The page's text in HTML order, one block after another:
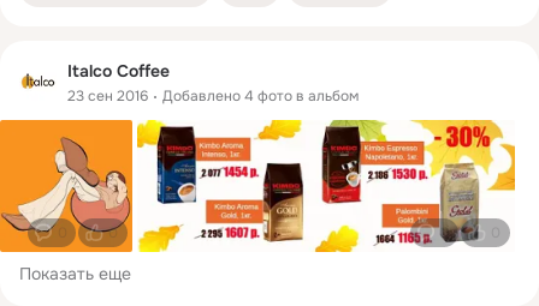
Italco Coffee
23 сен 2016 Добавлено 4 фото в альбом
0 0
Показать еще